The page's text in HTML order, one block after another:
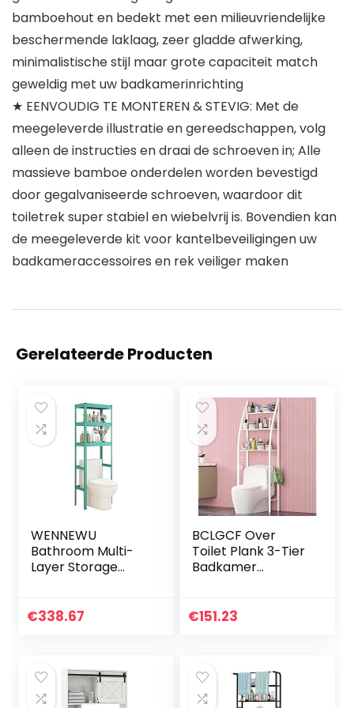
bamboehout en bedekt met een milieuvriendelijke
beschermende laklaag, zeer gladde afwerking,
minimalistische stijl maar grote capaciteit match
geweldig met uw badkamerinrichting
★ EENVOUDIG TE MONTEREN & STEVIG: Met de
meegeleverde illustratie en gereedschappen, volg
alleen de instructies en draai de schroeven in; Alle
massieve bamboe onderdelen worden bevestigd
door gegalvaniseerde schroeven, waardoor dit
toiletrek super stabiel en wiebelvrij is. Bovendien kan
de meegeleverde kit voor kantelbeveiligingen uw
badkameraccessoires en rek veiliger maken
Gerelateerde Producten
WENNEWU
Bathroom Multi-
Layer Storage
The Shelf Above
Free
Rack,Blauw,60 * 40
€338.67
BCLGCF Over
Toilet Plank 3-Tier
Badkamer
Organizer, voor
Toiletpapier, Sterk,
Ruimtebesparend
€151.23